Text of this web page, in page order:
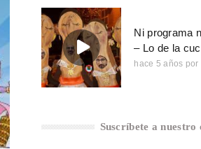
Ni programa
– Lo de la
hace 5 años por
Suscríbete a nuestro